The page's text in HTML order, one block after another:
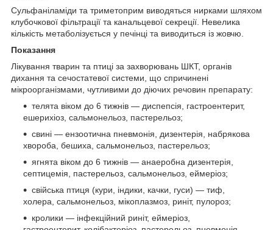
Сульфаніламіди та триметоприм виводяться нирками шляхом
клубочкової фільтрації та канальцевої секреції. Невелика
кількість метаболізується у печінці та виводиться із жовчю.
Показання
Лікування тварин та птиці за захворювань ШКТ, органів
дихання та сечостатевої системи, що спричинені
мікроорганізмами, чутливими до діючих речовин препарату:
телята віком до 6 тижнів — диспепсія, гастроентерит,
ешерихіоз, сальмонельоз, пастерельоз;
свині — ензоотична пневмонія, дизентерія, набрякова
хвороба, бешиха, сальмонельоз, пастерельоз;
ягнята віком до 6 тижнів — анаеробна дизентерія,
септицемія, пастерельоз, сальмонельоз, еймеріоз;
свійська птиця (кури, індики, качки, гуси) — тиф,
холера, сальмонельоз, мікоплазмоз, риніт, пулороз;
кролики — інфекційний риніт, еймеріоз,